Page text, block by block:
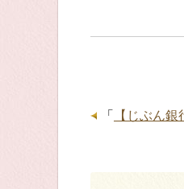
「 【じぶん